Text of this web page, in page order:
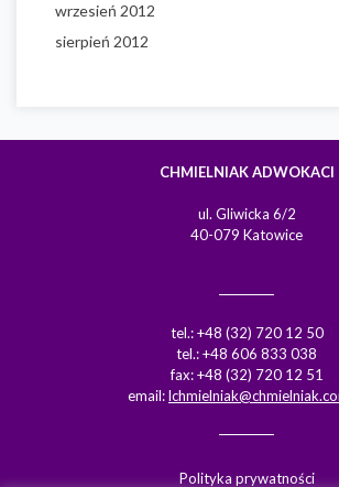
wrzesień 2012
sierpień 2012
CHMIELNIAK ADWOKACI
ul. Gliwicka 6/2
40-079 Katowice
tel.: +48 (32) 720 12 50
tel.: +48 606 833 038
fax: +48 (32) 720 12 51
email:
Polityka prywatności